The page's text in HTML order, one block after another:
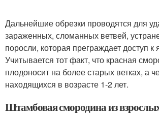
Дальнейшие обрезки проводятся для
зараженных, сломанных ветвей,
поросли, которая преграждает доступ к
Учитывается тот факт, что красная
плодоносит на более старых ветках, а
находящихся в возрасте 1-2 лет.
Штамбовая смородина из